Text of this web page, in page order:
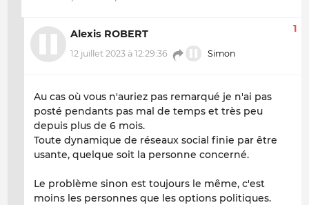
Alexis ROBERT
12 juillet 2023 à 12:29:36 Simon
1
Au cas où vous n'auriez pas remarqué je n'ai pas
posté pendants pas mal de temps et très peu
depuis plus de 6 mois.
Toute dynamique de réseaux social finie par être
usante, quelque soit la personne concerné.
Le problème sinon est toujours le même, c'est
moins les personnes que les options politiques.